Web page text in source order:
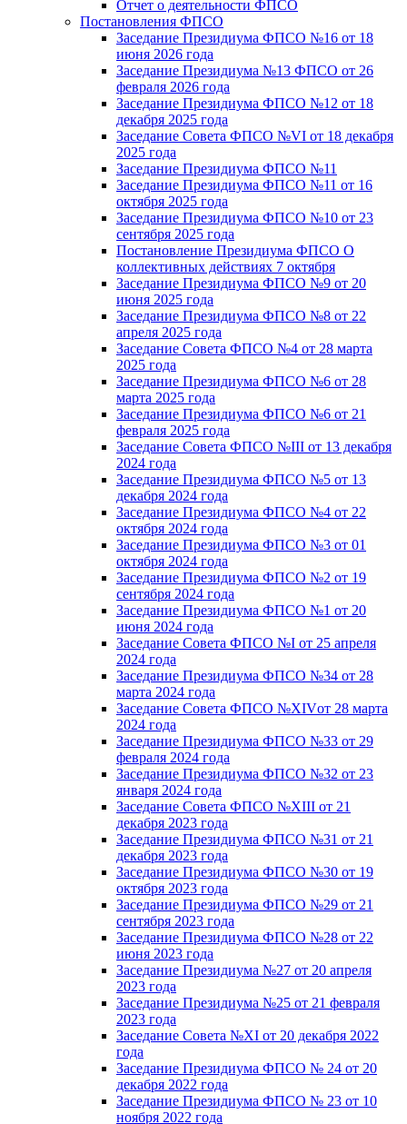
Отчет о деятельности ФПСО
Постановления ФПСО
Заседание Президиума ФПСО №16 от 18
июня 2026 года
Заседание Президиума №13 ФПСО от 26
февраля 2026 года
Заседание Президиума ФПСО №12 от 18
декабря 2025 года
Заседание Совета ФПСО №VI от 18 декабря
2025 года
Заседание Президиума ФПСО №11
Заседание Президиума ФПСО №11 от 16
октября 2025 года
Заседание Президиума ФПСО №10 от 23
сентября 2025 года
Постановление Президиума ФПСО О
коллективных действиях 7 октября
Заседание Президиума ФПСО №9 от 20
июня 2025 года
Заседание Президиума ФПСО №8 от 22
апреля 2025 года
Заседание Совета ФПСО №4 от 28 марта
2025 года
Заседание Президиума ФПСО №6 от 28
марта 2025 года
Заседание Президиума ФПСО №6 от 21
февраля 2025 года
Заседание Совета ФПСО №III от 13 декабря
2024 года
Заседание Президиума ФПСО №5 от 13
декабря 2024 года
Заседание Президиума ФПСО №4 от 22
октября 2024 года
Заседание Президиума ФПСО №3 от 01
октября 2024 года
Заседание Президиума ФПСО №2 от 19
сентября 2024 года
Заседание Президиума ФПСО №1 от 20
июня 2024 года
Заседание Совета ФПСО №I от 25 апреля
2024 года
Заседание Президиума ФПСО №34 от 28
марта 2024 года
Заседание Совета ФПСО №XIVот 28 марта
2024 года
Заседание Президиума ФПСО №33 от 29
февраля 2024 года
Заседание Президиума ФПСО №32 от 23
января 2024 года
Заседание Совета ФПСО №XIII от 21
декабря 2023 года
Заседание Президиума ФПСО №31 от 21
декабря 2023 года
Заседание Президиума ФПСО №30 от 19
октября 2023 года
Заседание Президиума ФПСО №29 от 21
сентября 2023 года
Заседание Президиума ФПСО №28 от 22
июня 2023 года
Заседание Президиума №27 от 20 апреля
2023 года
Заседание Президиума №25 от 21 февраля
2023 года
Заседание Совета №XI от 20 декабря 2022
года
Заседание Президиума ФПСО № 24 от 20
декабря 2022 года
Заседание Президиума ФПСО № 23 от 10
ноября 2022 года